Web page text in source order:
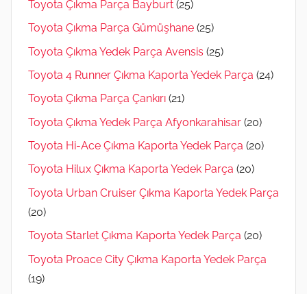
Toyota Çıkma Parça Bayburt (25)
Toyota Çıkma Parça Gümüşhane (25)
Toyota Çıkma Yedek Parça Avensis (25)
Toyota 4 Runner Çıkma Kaporta Yedek Parça (24)
Toyota Çıkma Parça Çankırı (21)
Toyota Çıkma Yedek Parça Afyonkarahisar (20)
Toyota Hi-Ace Çıkma Kaporta Yedek Parça (20)
Toyota Hilux Çıkma Kaporta Yedek Parça (20)
Toyota Urban Cruiser Çıkma Kaporta Yedek Parça
(20)
Toyota Starlet Çıkma Kaporta Yedek Parça (20)
Toyota Proace City Çıkma Kaporta Yedek Parça
(19)